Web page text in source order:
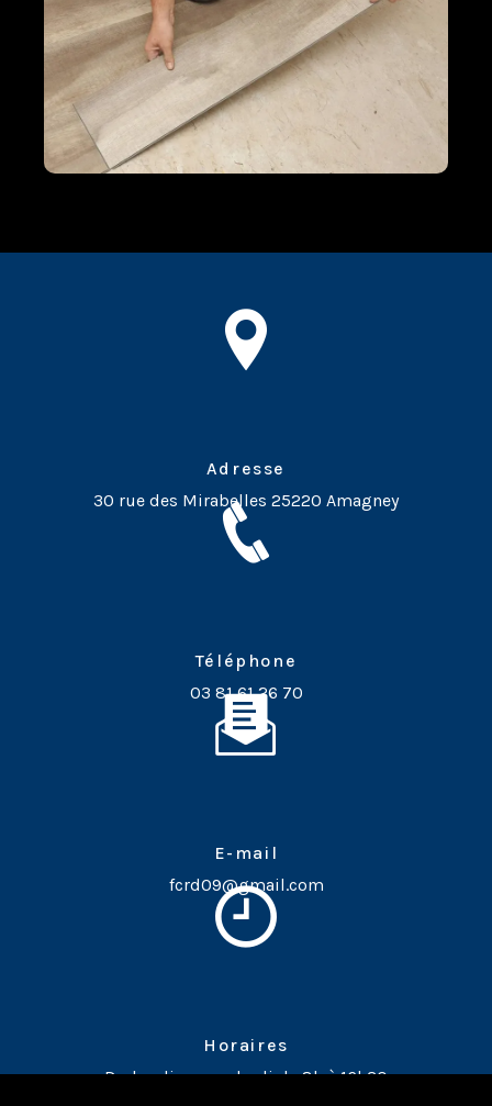
Adresse
30 rue des Mirabelles 25220 Amagney
Téléphone
03 81 61 26 70
E-mail
fcrd09@gmail.com
Horaires
Du lundi au vendredi de 8h à 16h30